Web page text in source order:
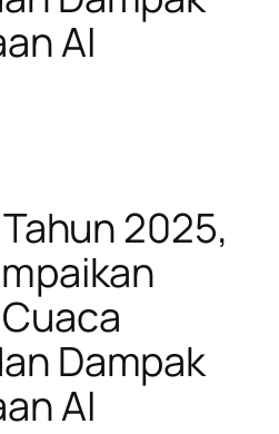
AI
2025,
Dampak
AI